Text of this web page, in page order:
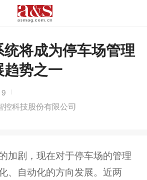
将成为停车场管理
势之一
控科技股份有限公司
加剧，现在对于停车场的管理
、自动化的方向发展。近两